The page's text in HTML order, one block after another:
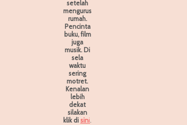
setelah
mengurus
rumah.
Pencinta
buku, film
juga
musik. Di
sela
waktu
sering
motret.
Kenalan
lebih
dekat
silakan
klik disini.